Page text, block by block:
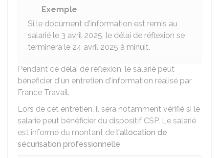
Exemple
Si le document d'information est remis au
salarié le 3 avril 2025, le délai de réflexion se
terminera le 24 avril 2025 à minuit.
Pendant ce délai de réflexion, le salarié peut
bénéficier d'un entretien d'information réalisé par
France Travail.
Lors de cet entretien, il sera notamment vérifié si le
salarié peut bénéficier du dispositif CSP. Le salarié
est informé du montant de l'allocation de
sécurisation professionnelle.